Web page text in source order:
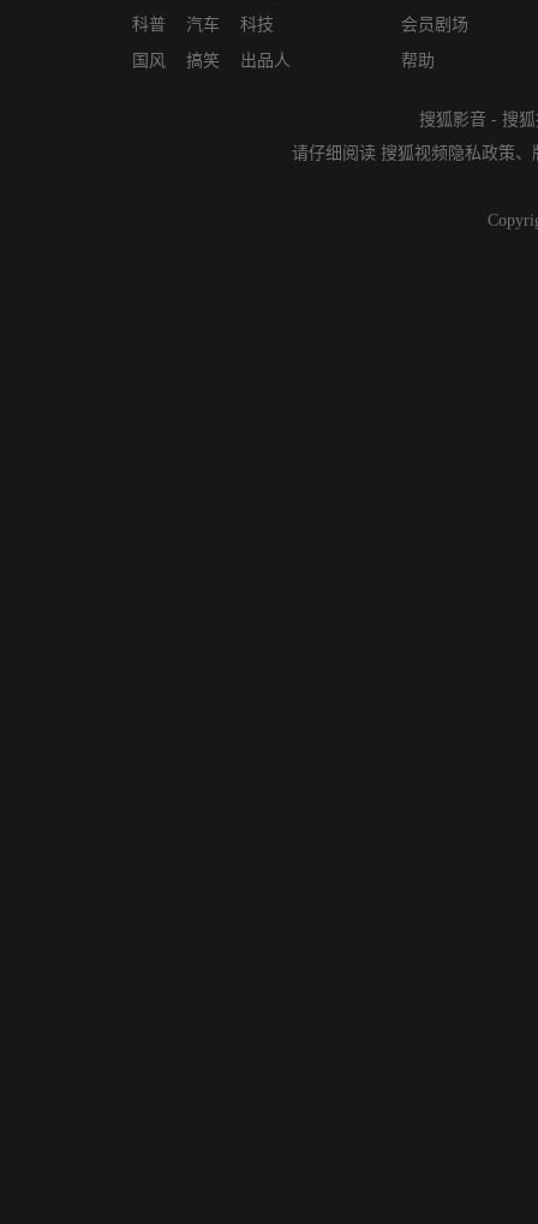
科普
国风
汽车
搞笑
科技
出品人
会员剧场
帮助
搜狐影音 - 搜
请仔细阅读 搜狐视频隐私政策、